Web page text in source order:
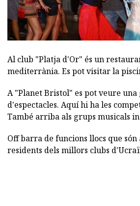
Al club "Platja d'Or" és un
mediterrània. Es pot visitar la
A "Planet Bristol" es pot veure
d'espectacles. Aquí hi ha les
També arriba als grups musicals
Off barra de funcions llocs que són
residents dels millors clubs